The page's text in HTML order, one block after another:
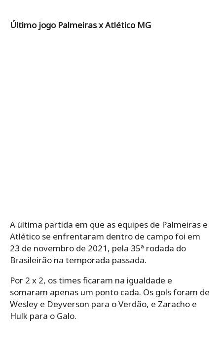
Último jogo Palmeiras x Atlético MG
A última partida em que as equipes de Palmeiras e
Atlético se enfrentaram dentro de campo foi em
23 de novembro de 2021, pela 35ª rodada do
Brasileirão na temporada passada.
Por 2 x 2, os times ficaram na igualdade e
somaram apenas um ponto cada. Os gols foram de
Wesley e Deyverson para o Verdão, e Zaracho e
Hulk para o Galo.